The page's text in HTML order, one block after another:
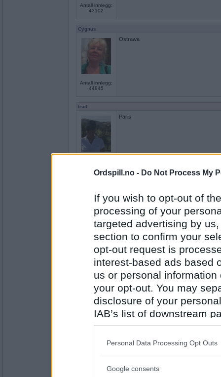
Ordspill.no - Do Not Process My
If you wish to opt-out of
processing of your
targeted advertising by
section to confirm your
opt-out request is
interest-based ads based
us or personal
your opt-out. You may
disclosure of your
IAB’s list of downstream
also be disclosed by us
Downstream Participants
Please note that this
Personal Data Processing Opt Outs
Google consents
Antall innlegg:
43102
Cygnus
Antall innlegg:
44845
Ostrawa
trud
Paris
Antall innlegg:
Emil1960
Antall innlegg:
Tolga